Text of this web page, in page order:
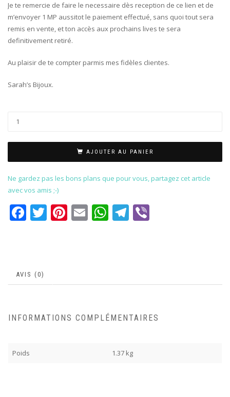
Je te remercie de faire le necessaire dès reception de ce lien et de
m’envoyer 1 MP aussitot le paiement effectué, sans quoi tout sera
remis en vente, et ton accès aux prochains lives te sera
definitivement retiré.
Au plaisir de te compter parmis mes fidèles clientes.
Sarah’s Bijoux.
AJOUTER AU PANIER
Ne gardez pas les bons plans que pour vous, partagez cet article
avec vos amis ;-)
Facebook
Twitter
Pinterest
EmailWhatsApp
Telegram
AVIS (0)
INFORMATIONS COMPLÉMENTAIRES
Poids 1.37 kg